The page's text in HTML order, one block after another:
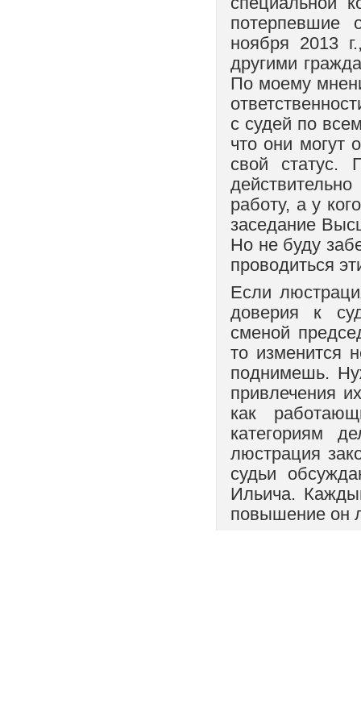
потерпевшие
ноября 2013
другими
По моему
с судей по
что они могут
свой статус.
работу, а у
заседание
Но не буду
проводиться
Если
доверия к
сменой
то изменится
поднимешь.
привлечения
как
категориям
люстрация
судьи
Ильича.
повышение он